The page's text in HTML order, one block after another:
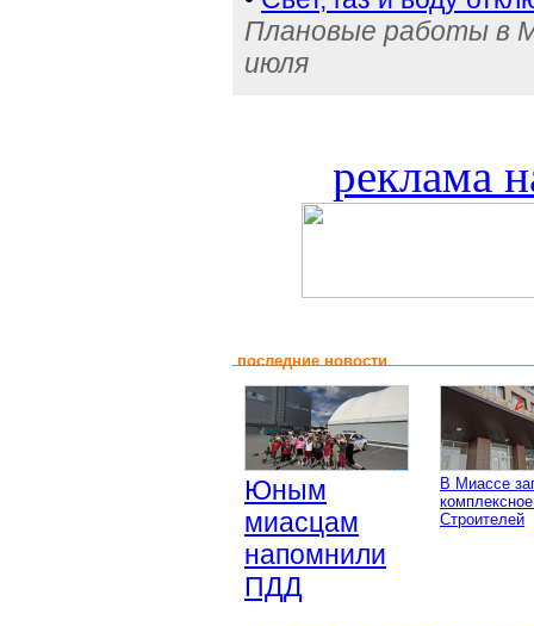
Плановые работы в
июля
реклама
последние новости
Юным
миасцам
напомнили
ПДД
В Миассе
Строителей